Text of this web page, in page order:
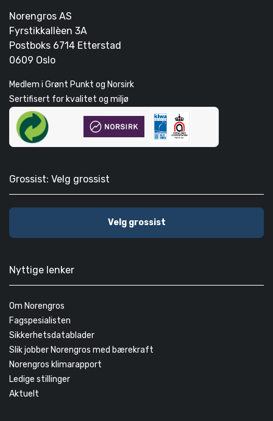
Norengros AS
Fyrstikkallèen 3A
Postboks 6714 Etterstad
0609 Oslo
Medlem i Grønt Punkt og Norsirk
Sertifisert for kvalitet og miljø
Grossist: Velg grossist
Velg grossist
Nyttige lenker
Om Norengros
Fagspesialisten
Sikkerhetsdatablader
Slik jobber Norengros med bærekraft
Norengros klimarapport
Ledige stillinger
Aktuelt